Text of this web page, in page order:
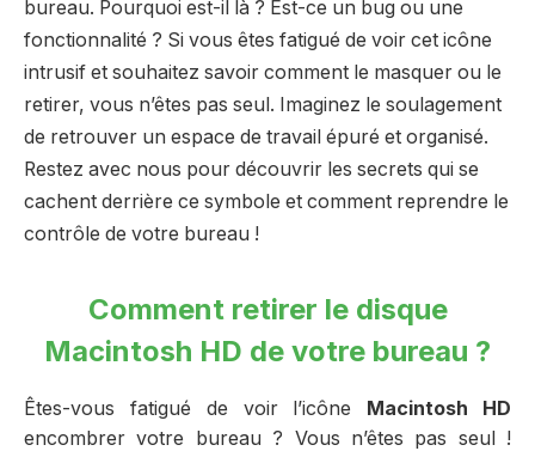
bureau. Pourquoi est-il là ? Est-ce un bug ou une
fonctionnalité ? Si vous êtes fatigué de voir cet icône
intrusif et souhaitez savoir comment le masquer ou le
retirer, vous n’êtes pas seul. Imaginez le soulagement
de retrouver un espace de travail épuré et organisé.
Restez avec nous pour découvrir les secrets qui se
cachent derrière ce symbole et comment reprendre le
contrôle de votre bureau !
Comment retirer le disque
Macintosh HD de votre bureau ?
Êtes-vous fatigué de voir l’icône Macintosh HD
encombrer votre bureau ? Vous n’êtes pas seul !